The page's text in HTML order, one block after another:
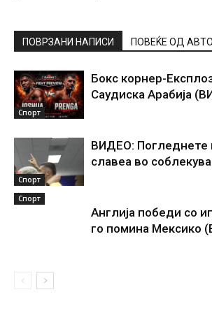
ПОВРЗАНИ НАПИСИ ПОВЕЌЕ ОД
Спорт
Бокс корнер-
Саудиска Арабија
Спорт
ВИДЕО: Погледнете
славеа во
Спорт
Англија победи со
го помина Мексико